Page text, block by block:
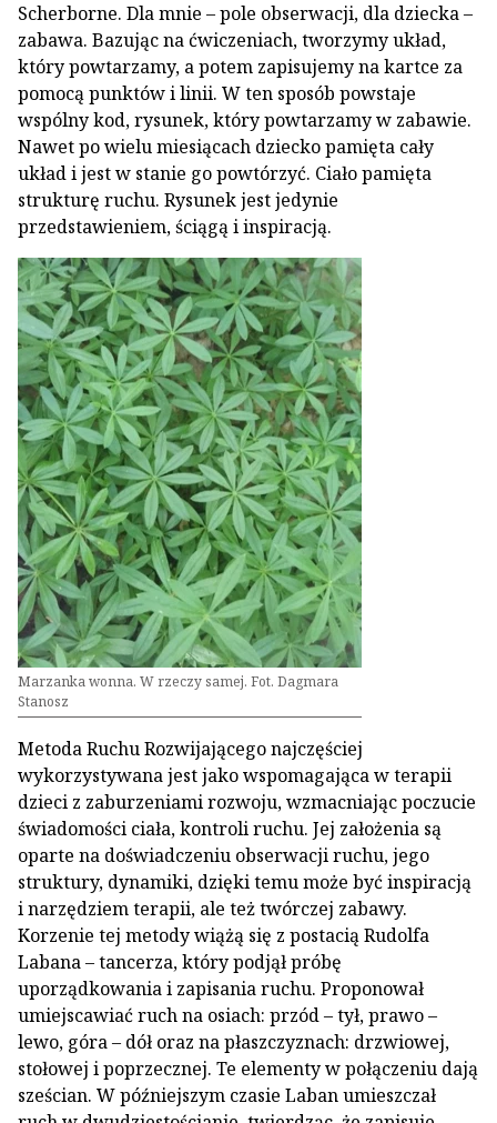
Scherborne. Dla mnie – pole obserwacji, dla dziecka –
zabawa. Bazując na ćwiczeniach, tworzymy układ,
który powtarzamy, a potem zapisujemy na kartce za
pomocą punktów i linii. W ten sposób powstaje
wspólny kod, rysunek, który powtarzamy w zabawie.
Nawet po wielu miesiącach dziecko pamięta cały
układ i jest w stanie go powtórzyć. Ciało pamięta
strukturę ruchu. Rysunek jest jedynie
przedstawieniem, ściągą i inspiracją.
Marzanka wonna. W rzeczy samej. Fot. Dagmara
Stanosz
Metoda Ruchu Rozwijającego najczęściej
wykorzystywana jest jako wspomagająca w terapii
dzieci z zaburzeniami rozwoju, wzmacniając poczucie
świadomości ciała, kontroli ruchu. Jej założenia są
oparte na doświadczeniu obserwacji ruchu, jego
struktury, dynamiki, dzięki temu może być inspiracją
i narzędziem terapii, ale też twórczej zabawy.
Korzenie tej metody wiążą się z postacią Rudolfa
Labana – tancerza, który podjął próbę
uporządkowania i zapisania ruchu. Proponował
umiejscawiać ruch na osiach: przód – tył, prawo –
lewo, góra – dół oraz na płaszczyznach: drzwiowej,
stołowej i poprzecznej. Te elementy w połączeniu dają
sześcian. W późniejszym czasie Laban umieszczał